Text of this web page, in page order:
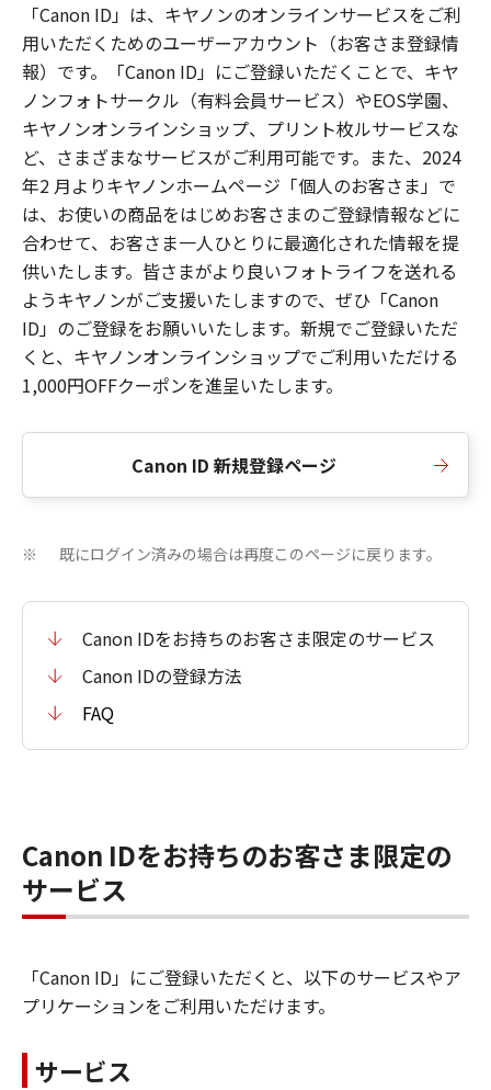
「Canon ID」は、キヤノンのオンラインサービスをご利
用いただくためのユーザーアカウント（お客さま登録情
報）です。「Canon ID」にご登録いただくことで、キヤ
ノンフォトサークル（有料会員サービス）やEOS学園、
キヤノンオンラインショップ、プリント枚ルサービスな
ど、さまざまなサービスがご利用可能です。また、2024
年2 月よりキヤノンホームページ「個人のお客さま」で
は、お使いの商品をはじめお客さまのご登録情報などに
合わせて、お客さま一人ひとりに最適化された情報を提
供いたします。皆さまがより良いフォトライフを送れる
ようキヤノンがご支援いたしますので、ぜひ「Canon
ID」のご登録をお願いいたします。新規でご登録いただ
くと、キヤノンオンラインショップでご利用いただける
1,000円OFFクーポンを進呈いたします。
Canon ID 新規登録ページ
※ 既にログイン済みの場合は再度このページに戻ります。
Canon IDをお持ちのお客さま限定のサービス
Canon IDの登録方法
FAQ
Canon IDをお持ちのお客さま限定の
サービス
「Canon ID」にご登録いただくと、以下のサービスやア
プリケーションをご利用いただけます。
サービス